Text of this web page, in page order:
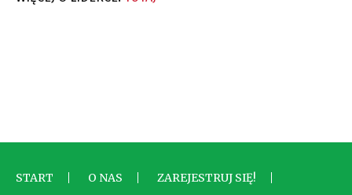
START O NAS
ZAREJESTRUJ SIĘ!